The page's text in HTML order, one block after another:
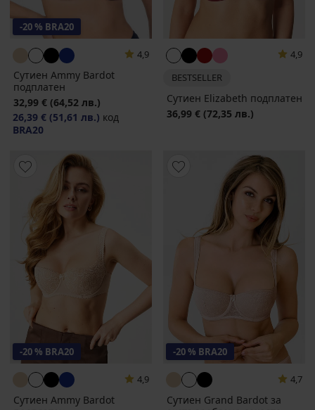
-20 % BRA20
4,9
Сутиен Ammy Bardot
подплатен
32,99 € (64,52 лв.)
26,39 € (51,61 лв.) код
BRA20
4,9
BESTSELLER
Сутиен Elizabeth подплатен
36,99 € (72,35 лв.)
-20 % BRA20
4,9
Сутиен Ammy Bardot
-20 % BRA20
4,7
Сутиен Grand Bardot за